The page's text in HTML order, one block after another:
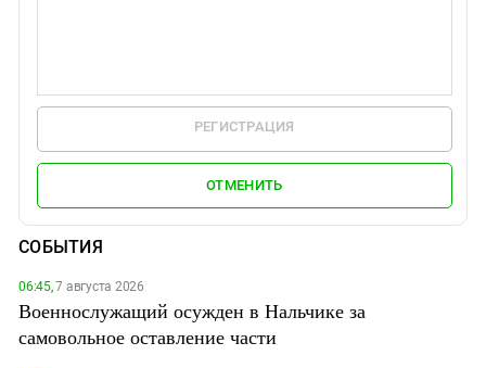
РЕГИСТРАЦИЯ
ОТМЕНИТЬ
СОБЫТИЯ
06:45,7 августа 2026
Военнослужащий осужден в Нальчике за
самовольное оставление части